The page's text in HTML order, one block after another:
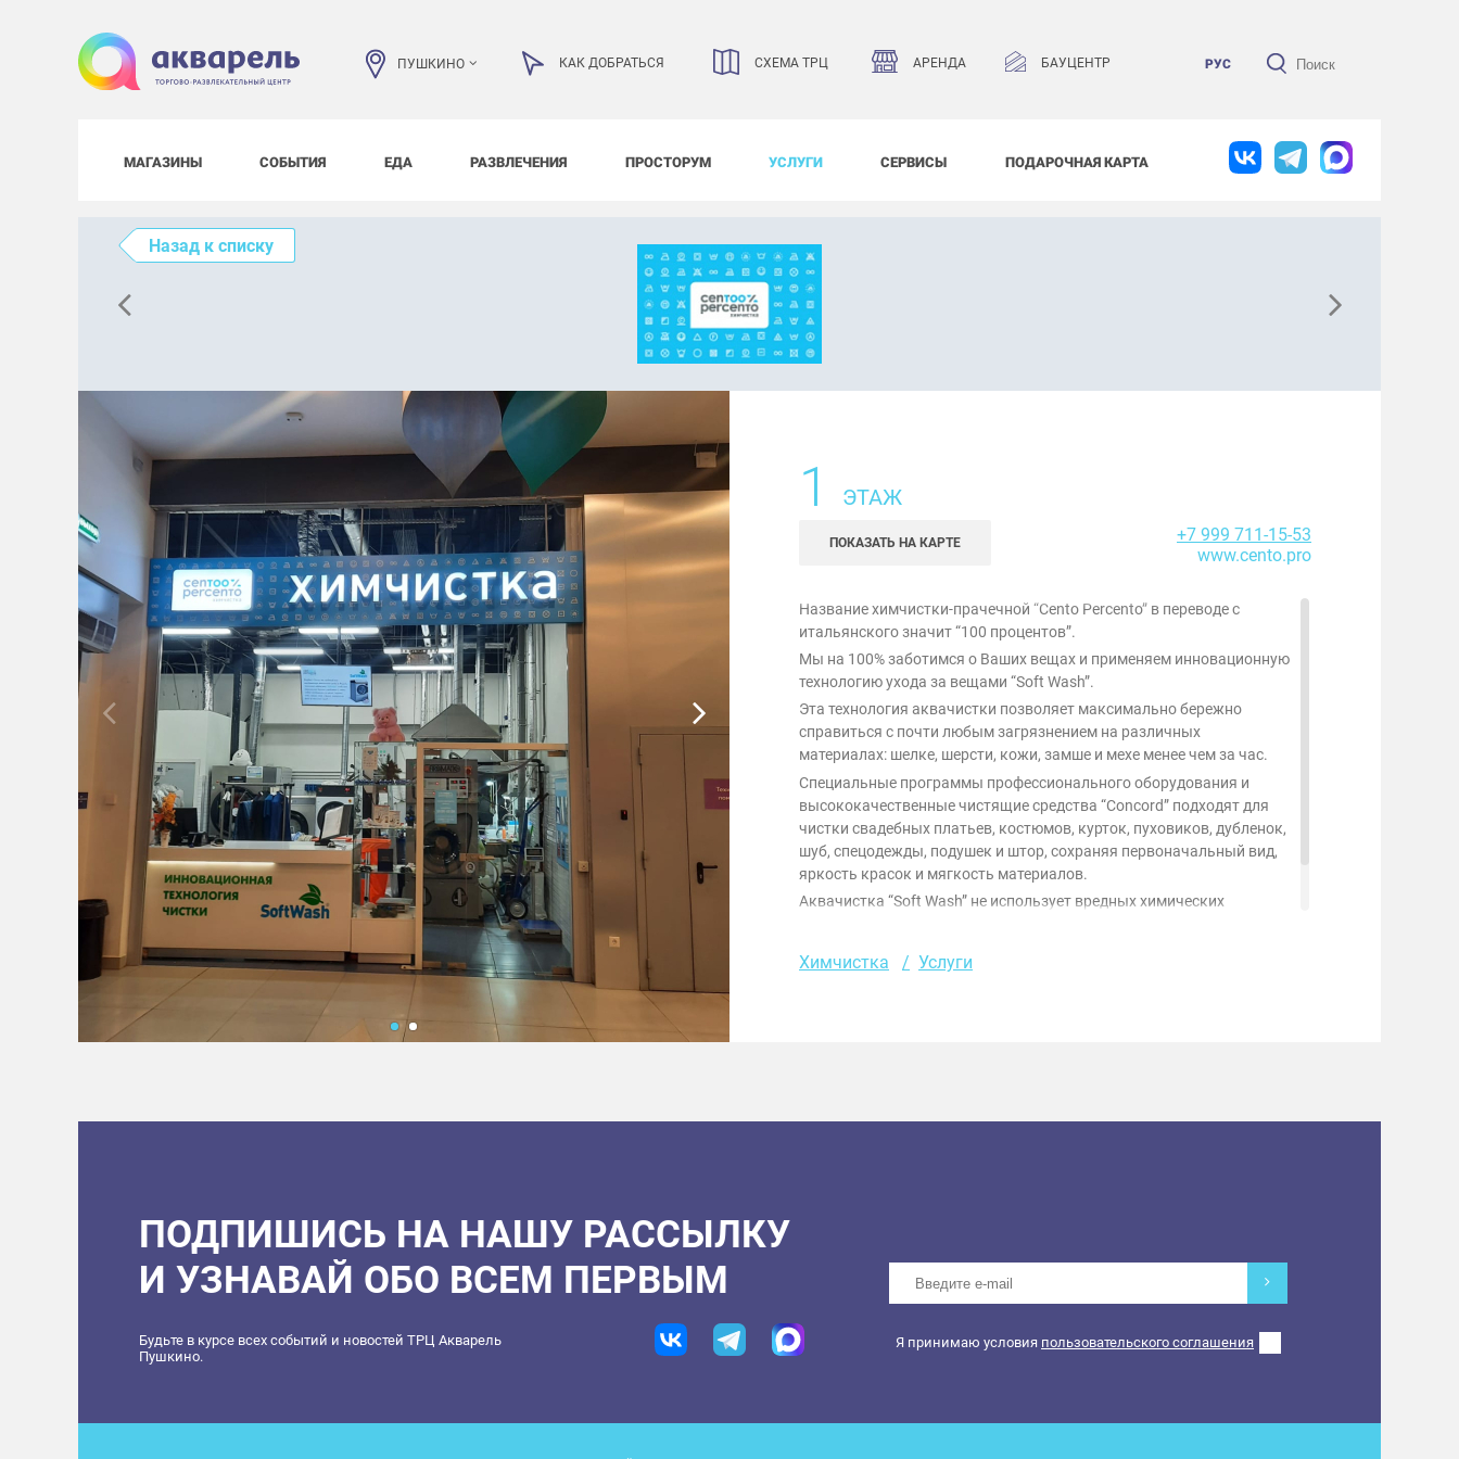
ПУШКИНО КАК ДОБРАТЬСЯ СХЕМА ТРЦ АРЕНДА БАУЦЕНТР РУС
МАГАЗИНЫ СОБЫТИЯ ЕДА РАЗВЛЕЧЕНИЯ ПРОСТОРУМ УСЛУГИ СЕРВИСЫ ПОДАРОЧНАЯ КАРТА
Назад к списку
1 ЭТАЖ
ПОКАЗАТЬ НА КАРТЕ
+7 999 711-15-53
www.cento.pro
Название химчистки-прачечной “Cento Percento” в переводе с
итальянского значит “100 процентов”.
Мы на 100% заботимся о Ваших вещах и применяем инновационную
технологию ухода за вещами “Soft Wash”.
Эта технология аквачистки позволяет максимально бережно
справиться с почти любым загрязнением на различных
материалах: шелке, шерсти, кожи, замше и мехе менее чем за час.
Специальные программы профессионального оборудования и
высококачественные чистящие средства “Concord” подходят для
чистки свадебных платьев, костюмов, курток, пуховиков, дубленок,
шуб, спецодежды, подушек и штор, сохраняя первоначальный вид,
яркость красок и мягкость материалов.
Аквачистка “Soft Wash” не использует вредных химических
Химчистка Услуги
ПОДПИШИСЬ НА НАШУ РАССЫЛКУ
И УЗНАВАЙ ОБО ВСЕМ ПЕРВЫМ
Будьте в курсе всех событий и новостей ТРЦ Акварель
Пушкино.
Я принимаю условия пользовательского соглашения